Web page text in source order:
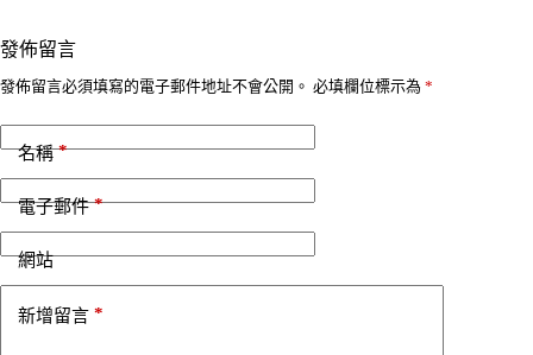
發佈留言
發佈留言必須填寫的電子郵件地址不會公開。 必填欄位標示為 *
名稱*
電子郵件*
網站
新增留言 *